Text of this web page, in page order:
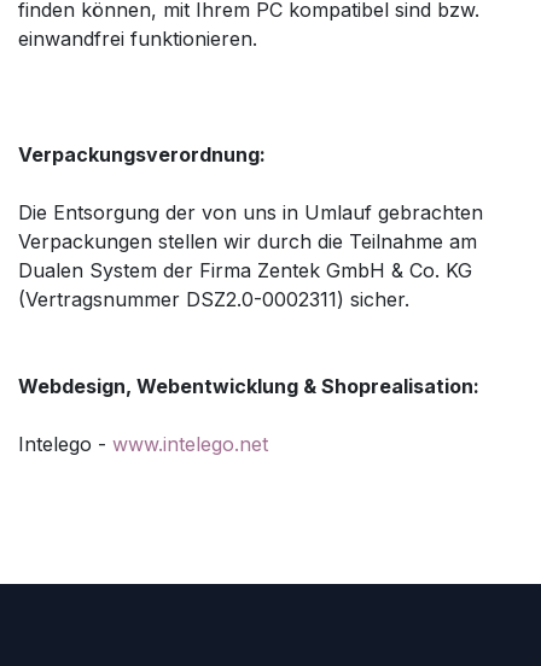
finden können, mit Ihrem PC kompatibel sind bzw.
einwandfrei funktionieren.
Verpackungsverordnung:
Die Entsorgung der von uns in Umlauf gebrachten
Verpackungen stellen wir durch die Teilnahme am
Dualen System der Firma Zentek GmbH & Co. KG
(Vertragsnummer DSZ2.0-0002311) sicher.
Webdesign, Webentwicklung & Shoprealisation:
Intelego - www.intelego.net